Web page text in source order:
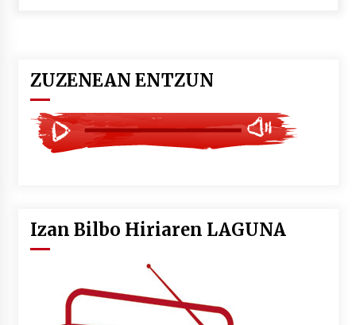
Larunbatean Plentziako Itsas Martxa ospatuko
da
2026/07/07
2026/07/07
Uribitarte40 aretoan
2026/07/03
ZUZENEAN ENTZUN
Izan Bilbo Hiriaren LAGUNA